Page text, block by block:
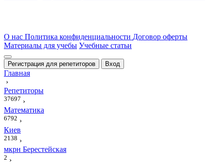
О нас Политика конфиденциальности Договор оферты
Материалы для учебы Учебные статьи
Регистрация для репетиторов Вход
Главная
›
Репетиторы
37697 ›
Математика
6792 ›
Киев
2138 ›
мкрн Берестейская
2 ›